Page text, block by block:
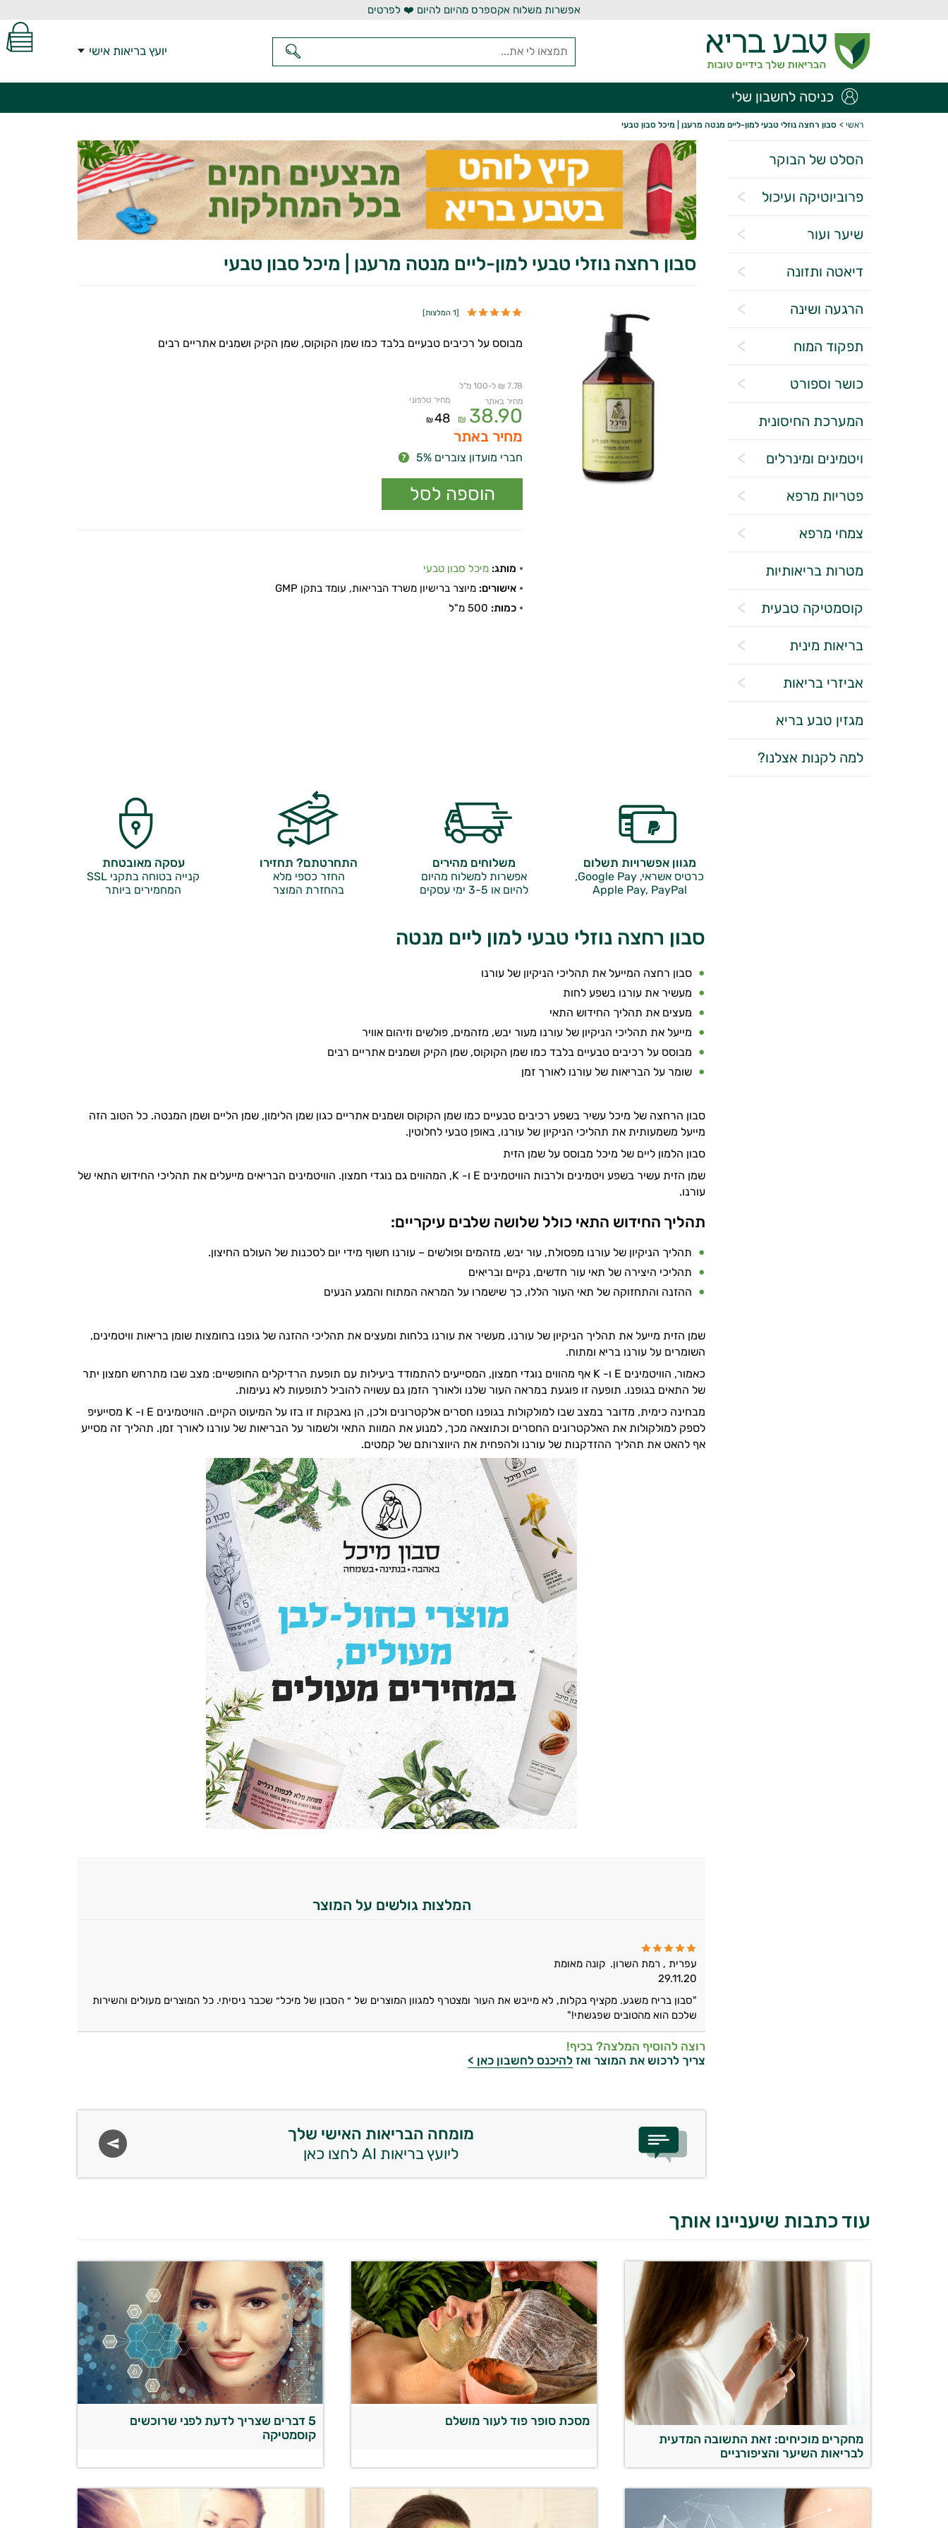
אפשרות משלוח אקספרס מהיום להיום ❤️ לפרטים
יועץ בריאות אישי
כניסה לחשבון שלי
ראשי > סבון רחצה נוזלי טבעי למון-ליים מנטה מרענן | מיכל סבון טבעי
הסלט של הבוקר
פרוביוטיקה ועיכול
שיער ועור
דיאטה ותזונה
הרגעה ושינה
תפקוד המוח
כושר וספורט
המערכת החיסונית
ויטמינים ומינרלים
פטריות מרפא
צמחי מרפא
מטרות בריאותיות
קוסמטיקה טבעית
בריאות מינית
אביזרי בריאות
מגזין טבע בריא
למה לקנות אצלנו?
סבון רחצה נוזלי טבעי למון-ליים מנטה מרענן | מיכל סבון טבעי
[1 המלצות ]
מבוסס על רכיבים טבעיים בלבד כמו שמן הקוקוס, שמן הקיק ושמנים אתריים רבים
7.78 ₪ ל-100 מ"ל
מחיר באתר
38.90
₪
מחיר טלפוני
48
₪
מחיר באתר
חברי מועדון צוברים 5%
מותג: מיכל סבון טבעי
אישורים: מיוצר ברישיון משרד הבריאות, עומד בתקן GMP
כמות:
מגוון אפשרויות תשלום
כרטיס אשראי, Google Pay,
Apple Pay, PayPal
משלוחים מהירים
אפשרות למשלוח מהיום
להיום או 3-5 ימי עסקים
התחרטתם? תחזירו
החזר כספי מלא
בהחזרת המוצר
עסקה מאובטחת
קנייה בטוחה בתקני SSL
המחמירים ביותר
סבון רחצה נוזלי טבעי למון ליים מנטה
סבון רחצה המייעל את תהליכי הניקיון של עורנו
מעשיר את עורנו בשפע לחות
מעצים את תהליך החידוש התאי
מייעל את תהליכי הניקיון של עורנו מעור יבש, מזהמים, פולשים וזיהום אוויר
מבוסס על רכיבים טבעיים בלבד כמו שמן הקוקוס, שמן הקיק ושמנים אתריים רבים
שומר על הבריאות של עורנו לאורך זמן
סבון הרחצה של מיכל עשיר בשפע רכיבים טבעיים כמו שמן הקוקוס ושמנים אתריים כגון שמן הלימון, שמן הליים ושמן המנטה. כל הטוב הזה
מייעל משמעותית את תהליכי הניקיון של עורנו, באופן טבעי לחלוטין.
סבון הלמון ליים של מיכל מבוסס על שמן הזית
שמן הזית עשיר בשפע ויטמינים ולרבות הוויטמינים E ו- K, המהווים גם נוגדי חמצון. הוויטמינים הבריאים מייעלים את תהליכי החידוש התאי של
עורנו.
תהליך החידוש התאי כולל שלושה שלבים עיקריים:
תהליך הניקיון של עורנו מפסולת, עור יבש, מזהמים ופולשים – עורנו חשוף מידי יום לסכנות של העולם החיצון.
תהליכי היצירה של תאי עור חדשים, נקיים ובריאים
ההזנה והתחזוקה של תאי העור הללו, כך שישמרו על המראה המתוח והמגע הנעים
שמן הזית מייעל את תהליך הניקיון של עורנו, מעשיר את עורנו בלחות ומעצים את תהליכי ההזנה של גופנו בחומצות שומן בריאות וויטמינים,
השומרים על עורנו בריא ומתוח.
כאמור, הוויטמינים E ו- K אף מהווים נוגדי חמצון, המסייעים להתמודד ביעילות עם תופעת הרדיקלים החופשיים: מצב שבו מתרחש חמצון יתר
של התאים בגופנו. תופעה זו פוגעת במראה העור שלנו ולאורך הזמן גם עשויה להוביל לתופעות לא נעימות.
מבחינה כימית, מדובר במצב שבו למולקולות בגופנו חסרים אלקטרונים ולכן, הן נאבקות זו בזו על המיעוט הקיים. הוויטמינים E ו- K מסייעיפ
לספק למולקולות את האלקטרונים החסרים וכתוצאה מכך, למנוע את המוות התאי ולשמור על הבריאות של עורנו לאורך זמן. תהליך זה מסייע
אף להאט את תהליך ההזדקנות של עורנו ולהפחית את היווצרותם של קמטים.
המלצות גולשים על המוצר
עפרית , רמת השרון. קונה מאומת
29.11.20
"סבון בריח משגע. מקציף בקלות, לא מייבש את העור ומצטרף למגוון המוצרים של ״ הסבון של מיכל״ שכבר ניסיתי. כל המוצרים מעולים והשירות
שלכם הוא מהטובים שפגשתי!"
רוצה להוסיף המלצה? בכיף!
צריך לרכוש את המוצר ואז להיכנס לחשבון כאן >
מומחה הבריאות האישי שלך
ליועץ בריאות AI לחצו כאן
עוד כתבות שיעניינו אותך
מחקרים מוכיחים: זאת התשובה המדעית
לבריאות השיער והציפורניים
מסכת סופר פוד לעור מושלם
5 דברים שצריך לדעת לפני שרוכשים
קוסמטיקה